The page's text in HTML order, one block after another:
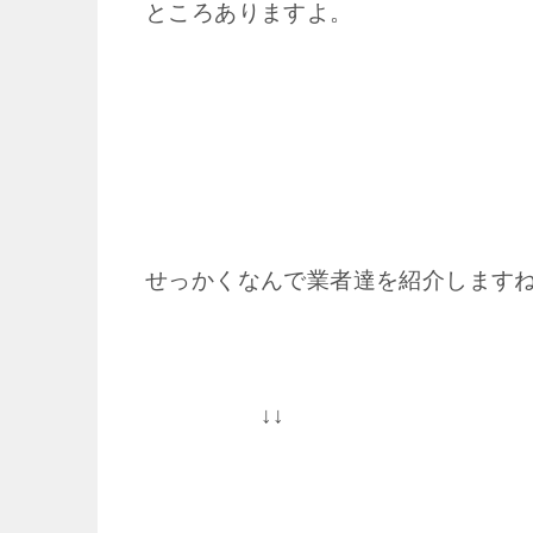
ところありますよ。
せっかくなんで業者達を紹介します
↓↓